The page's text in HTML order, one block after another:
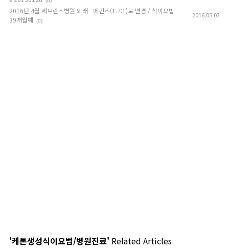
2016년 4월 세브란스병원 외래 - 에킨즈(1.7:1)로 변경 / 식이요법
39개월째
(0)
2016.05.03
'케톤생성식이요법/병원진료' Related Articles